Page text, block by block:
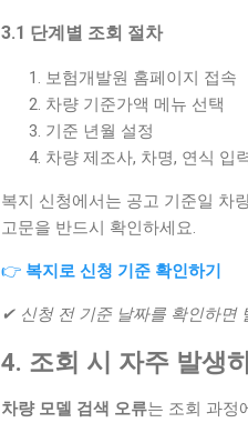
3.1 단계별 조회 절차
보험개발원 홈페이지 접속
차량 기준가액 메뉴 선택
기준 년월 설정
차량 제조사, 차명, 연식 입
복지 신청에서는 공고 기준일 차
고문을 반드시 확인하세요.
👉 복지로 신청 기준 확인하기
✔ 신청 전 기준 날짜를 확인하면
4. 조회 시 자주 발생
차량 모델 검색 오류는 조회 과정